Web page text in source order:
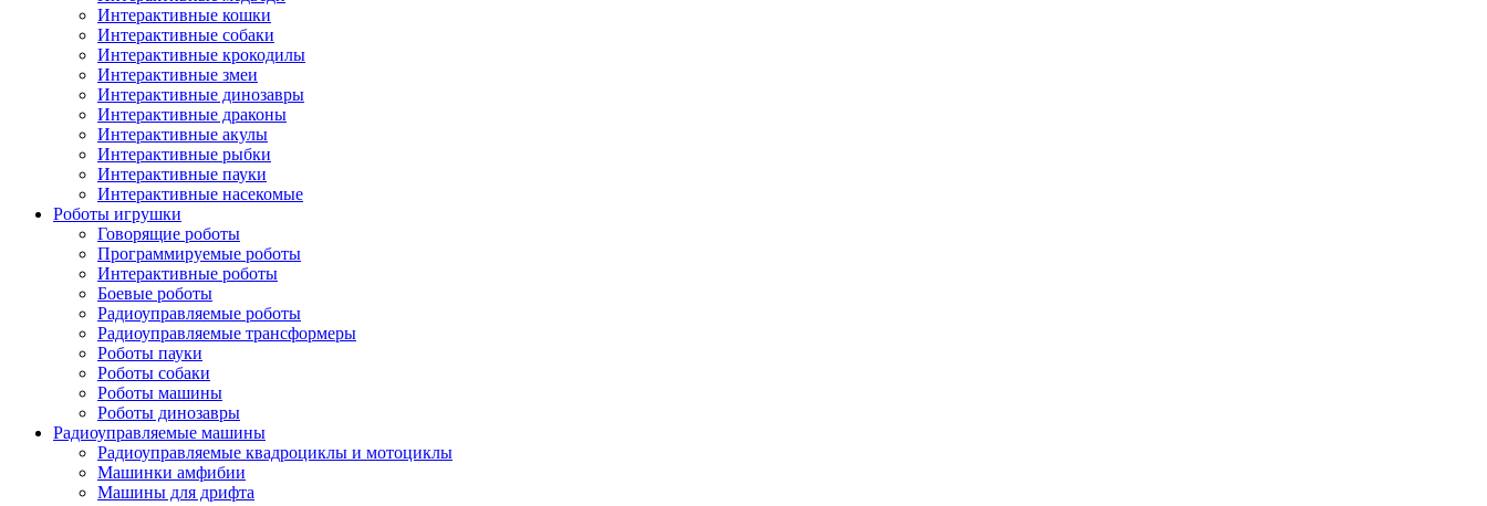
Интерактивные кошки
Интерактивные собаки
Интерактивные крокодилы
Интерактивные змеи
Интерактивные динозавры
Интерактивные драконы
Интерактивные акулы
Интерактивные рыбки
Интерактивные пауки
Интерактивные насекомые
Роботы игрушки
Говорящие роботы
Программируемые роботы
Интерактивные роботы
Боевые роботы
Радиоуправляемые роботы
Радиоуправляемые трансформеры
Роботы пауки
Роботы собаки
Роботы машины
Роботы динозавры
Радиоуправляемые машины
Радиоуправляемые квадроциклы и мотоциклы
Машинки амфибии
Машины для дрифта